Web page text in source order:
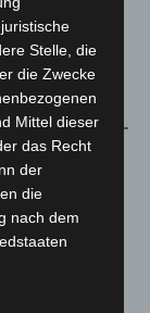
Stelle, die
die Zwecke
Mittel dieser
das Recht
der
die
nach dem